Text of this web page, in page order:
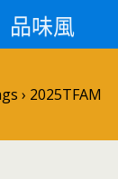
品味風
› 2025TFAM